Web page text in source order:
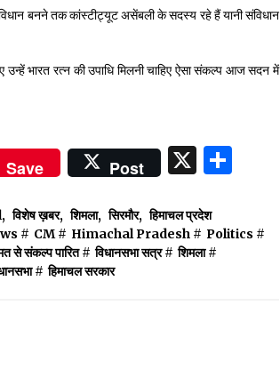
बनने तक कांस्टीट्यूट असेंबली के सदस्य रहे हैं यानी संविधान
भारत रत्न की उपाधि मिलनी चाहिए ऐसा संकल्प आज सदन में
Save Post X
, विशेष ख़बर, शिमला, सिरमौर, हिमाचल प्रदेश
# CM# Himachal Pradesh # Politics #
से संकल्प पारित# विधानसभा सत्र# शिमला#
# हिमाचल सरकार